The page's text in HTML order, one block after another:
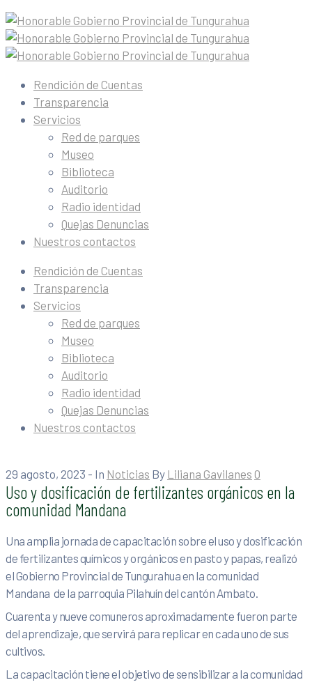
Rendición de Cuentas
Transparencia
Servicios
Red de parques
Museo
Biblioteca
Auditorio
Radio identidad
Quejas Denuncias
Nuestros contactos
Rendición de Cuentas
Transparencia
Servicios
Red de parques
Museo
Biblioteca
Auditorio
Radio identidad
Quejas Denuncias
Nuestros contactos
29 agosto, 2023 - In Noticias By Liliana Gavilanes 0
Uso y dosificación de fertilizantes orgánicos en la
comunidad Mandana
Una amplia jornada de capacitación sobre el uso y dosificación
de fertilizantes químicos y orgánicos en pasto y papas, realizó
el Gobierno Provincial de Tungurahua en la comunidad
Mandana de la parroquia Pilahuín del cantón Ambato.
Cuarenta y nueve comuneros aproximadamente fueron parte
del aprendizaje, que servirá para replicar en cada uno de sus
cultivos.
La capacitación tiene el objetivo de sensibilizar a la comunidad